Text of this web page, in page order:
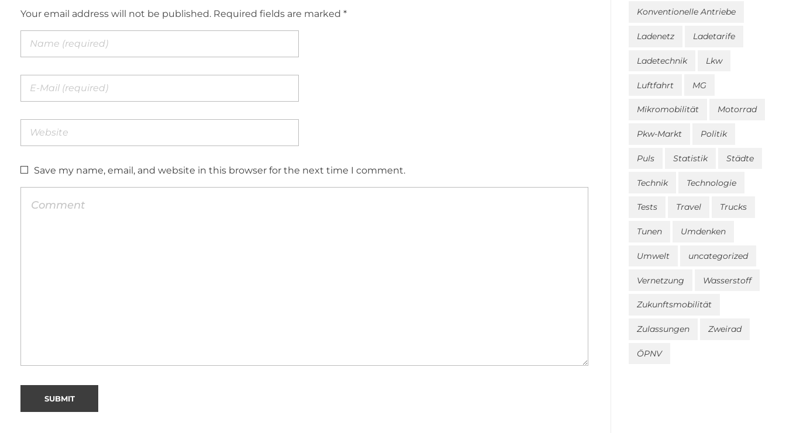
Your email address will not be published. Required fields are marked *
Save my name, email, and website in this browser for the next time I comment.
Konventionelle Antriebe
Ladenetz Ladetarife
Ladetechnik Lkw
Luftfahrt MG
Mikromobilität Motorrad
Pkw-Markt Politik
Puls Statistik Städte
Technik Technologie
Tests Travel Trucks
Tunen Umdenken
Umwelt uncategorized
Vernetzung Wasserstoff
Zukunftsmobilität
Zulassungen Zweirad
ÖPNV